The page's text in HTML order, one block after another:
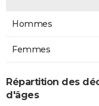
Hommes
Femmes
Répartition des
d'âges